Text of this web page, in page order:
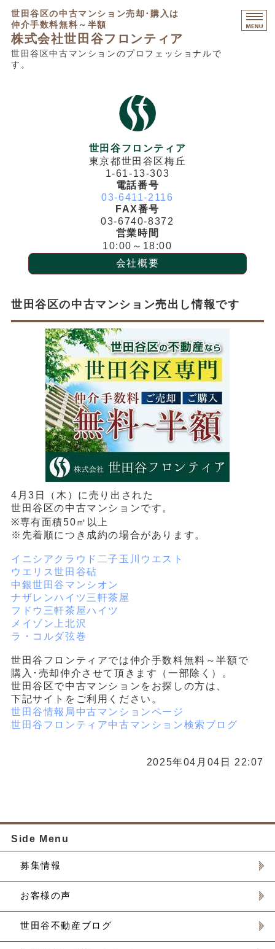
世田谷区の中古マンション売却･購入は
仲介手数料無料～半額
株式会社世田谷フロンティア
世田谷区中古マンションのプロフェッショナルで
す。
不動産コンサルティング
販売中物件・募集不動産
世田谷フロンティア
東京都世田谷区梅丘
1-61-13-303
電話番号
03-6411-2116
FAX番号
03-6740-8372
営業時間
10:00～18:00
会社概要
世田谷区の中古マンション売出し情報です
4月3日（木）に売り出された
世田谷区の中古マンションです。
※専有面積50㎡以上
※先着順につき成約の場合があります。
イニシアクラウド二子玉川ウエスト
ウエリス世田谷砧
中銀世田谷マンシオン
ナザレンハイツ三軒茶屋
フドウ三軒茶屋ハイツ
メイゾン上北沢
ラ・コルダ弦巻
世田谷フロンティアでは仲介手数料無料～半額で
購入･売却仲介させて頂きます（一部除く）。
世田谷区で中古マンションをお探しの方は、
下記サイトをご利用ください。
世田谷情報局中古マンションページ
世田谷フロンティア中古マンション検索ブログ
2025年04月04日 22:07
Side Menu
募集情報
お客様の声
世田谷不動産ブログ